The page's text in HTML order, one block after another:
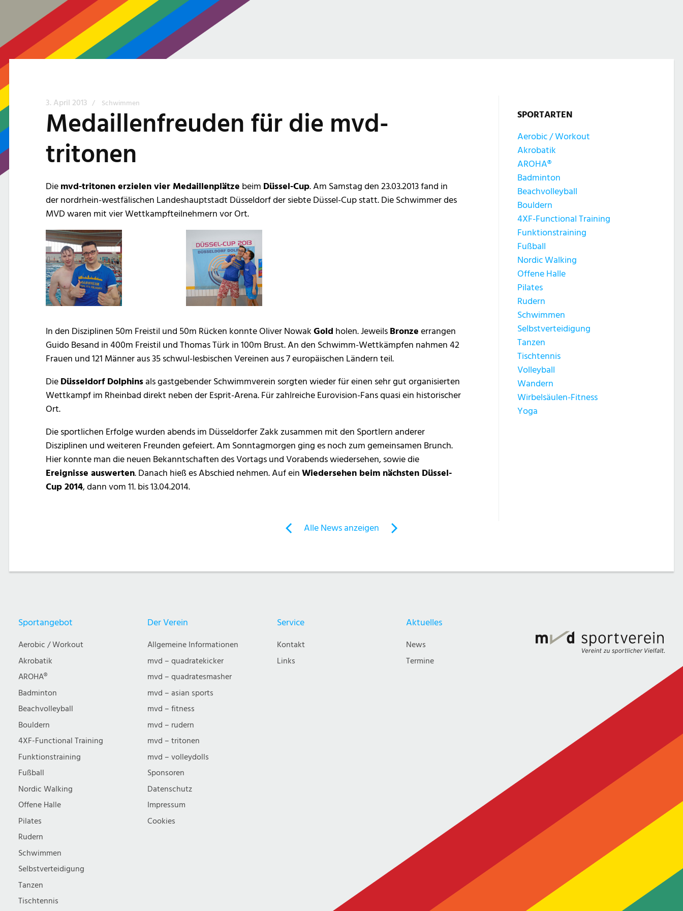
3. April 2013 / Schwimmen
Medaillenfreuden für die mvd-
tritonen
Die mvd-tritonen erzielen vier Medaillenplätze beim Düssel-Cup. Am Samstag den 23.03.2013 fand in
der nordrhein-westfälischen Landeshauptstadt Düsseldorf der siebte Düssel-Cup statt. Die Schwimmer des
MVD waren mit vier Wettkampfteilnehmern vor Ort.
In den Disziplinen 50m Freistil und 50m Rücken konnte Oliver Nowak Gold holen. Jeweils Bronze errangen
Guido Besand in 400m Freistil und Thomas Türk in 100m Brust. An den Schwimm-Wettkämpfen nahmen 42
Frauen und 121 Männer aus 35 schwul-lesbischen Vereinen aus 7 europäischen Ländern teil.
Die Düsseldorf Dolphinsals gastgebender Schwimmverein sorgten wieder für einen sehr gut organisierten
Wettkampf im Rheinbad direkt neben der Esprit-Arena. Für zahlreiche Eurovision-Fans quasi ein historischer
Ort.
Die sportlichen Erfolge wurden abends im Düsseldorfer Zakk zusammen mit den Sportlern anderer
Disziplinen und weiteren Freunden gefeiert. Am Sonntagmorgen ging es noch zum gemeinsamen Brunch.
Hier konnte man die neuen Bekanntschaften des Vortags und Vorabends wiedersehen, sowie die
Ereignisse auswerten. Danach hieß es Abschied nehmen. Auf ein Wiedersehen beim nächsten Düssel-
Cup 2014, dann vom 11. bis 13.04.2014.
SPORTARTEN
Aerobic / Workout
Akrobatik
AROHA®
Badminton
Beachvolleyball
Bouldern
4XF-Functional Training
Funktionstraining
Fußball
Nordic Walking
Offene Halle
Pilates
Rudern
Schwimmen
Selbstverteidigung
Tanzen
Tischtennis
Volleyball
Wandern
Wirbelsäulen-Fitness
Yoga
Alle News anzeigen
Sportangebot
Aerobic / Workout
Akrobatik
AROHA®
Badminton
Beachvolleyball
Bouldern
4XF-Functional Training
Funktionstraining
Fußball
Nordic Walking
Offene Halle
Pilates
Rudern
Schwimmen
Selbstverteidigung
Tanzen
Tischtennis
Der Verein
Allgemeine Informationen
mvd – quadratekicker
mvd – quadratesmasher
mvd – asian sports
mvd – fitness
mvd – rudern
mvd – tritonen
mvd – volleydolls
Sponsoren
Datenschutz
Impressum
Cookies
Service
Kontakt
Links
Aktuelles
News
Termine